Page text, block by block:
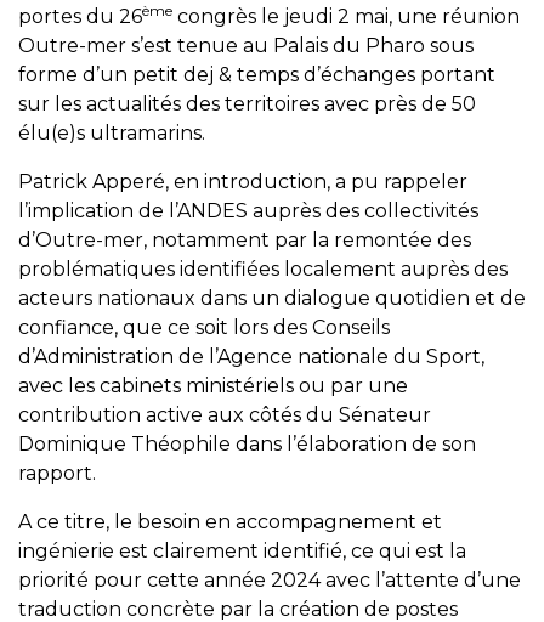
portes du 26ème congrès le jeudi 2 mai, une réunion
Outre-mer s’est tenue au Palais du Pharo sous
forme d’un petit dej & temps d’échanges portant
sur les actualités des territoires avec près de 50
élu(e)s ultramarins.
Patrick Apperé, en introduction, a pu rappeler
l’implication de l’ANDES auprès des collectivités
d’Outre-mer, notamment par la remontée des
problématiques identifiées localement auprès des
acteurs nationaux dans un dialogue quotidien et de
confiance, que ce soit lors des Conseils
d’Administration de l’Agence nationale du Sport,
avec les cabinets ministériels ou par une
contribution active aux côtés du Sénateur
Dominique Théophile dans l’élaboration de son
rapport.
A ce titre, le besoin en accompagnement et
ingénierie est clairement identifié, ce qui est la
priorité pour cette année 2024 avec l’attente d’une
traduction concrète par la création de postes